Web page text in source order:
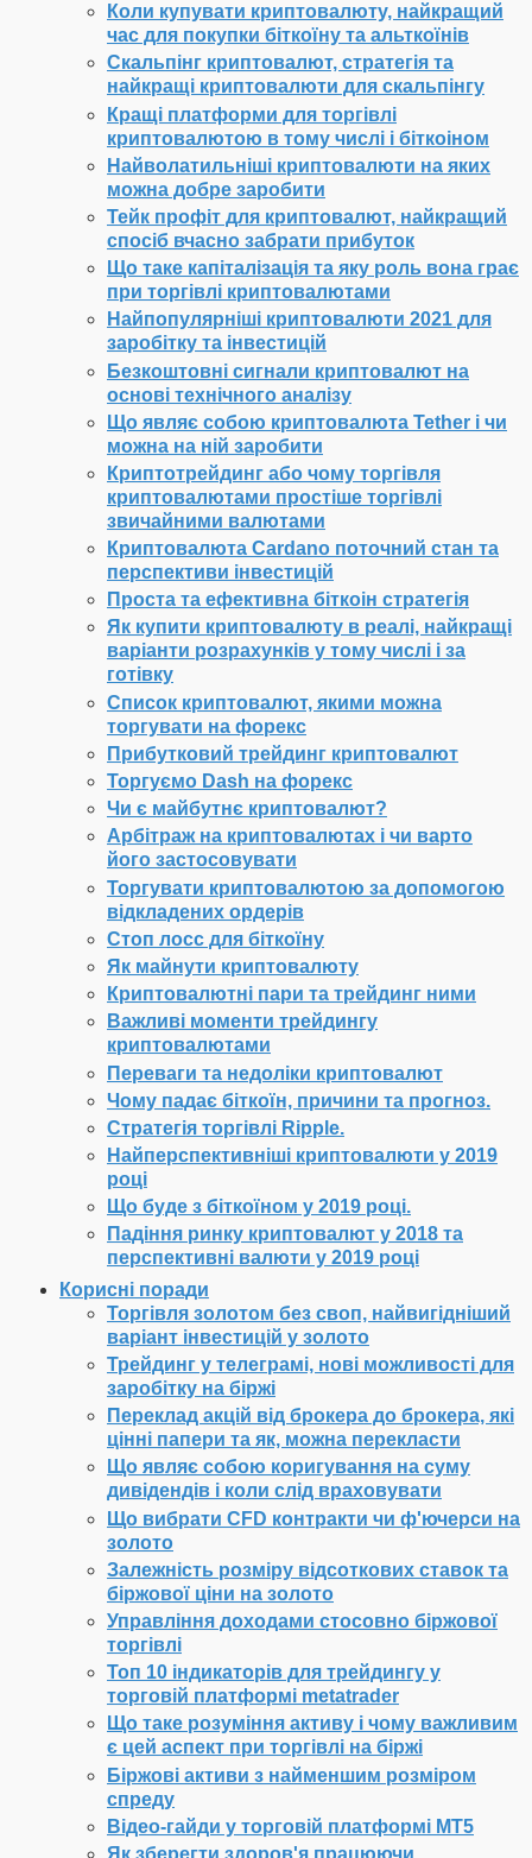
Коли купувати криптовалюту, найкращий
час для покупки біткоїну та альткоїнів
Скальпінг криптовалют, стратегія та
найкращі криптовалюти для скальпінгу
Кращі платформи для торгівлі
криптовалютою в тому числі і біткоіном
Найволатильніші криптовалюти на яких
можна добре заробити
Тейк профіт для криптовалют, найкращий
спосіб вчасно забрати прибуток
Що таке капіталізація та яку роль вона грає
при торгівлі криптовалютами
Найпопулярніші криптовалюти 2021 для
заробітку та інвестицій
Безкоштовні сигнали криптовалют на
основі технічного аналізу
Що являє собою криптовалюта Tether і чи
можна на ній заробити
Криптотрейдинг або чому торгівля
криптовалютами простіше торгівлі
звичайними валютами
Криптовалюта Cardano поточний стан та
перспективи інвестицій
Проста та ефективна біткоін стратегія
Як купити криптовалюту в реалі, найкращі
варіанти розрахунків у тому числі і за
готівку
Список криптовалют, якими можна
торгувати на форекс
Прибутковий трейдинг криптовалют
Торгуємо Dash на форекс
Чи є майбутнє криптовалют?
Арбітраж на криптовалютах і чи варто
його застосовувати
Торгувати криптовалютою за допомогою
відкладених ордерів
Стоп лосс для біткоїну
Як майнути криптовалюту
Криптовалютні пари та трейдинг ними
Важливі моменти трейдингу
криптовалютами
Переваги та недоліки криптовалют
Чому падає біткоїн, причини та прогноз.
Стратегія торгівлі Ripple.
Найперспективніші криптовалюти у 2019
році
Що буде з біткоїном у 2019 році.
Падіння ринку криптовалют у 2018 та
перспективні валюти у 2019 році
Корисні поради
Торгівля золотом без своп, найвигідніший
варіант інвестицій у золото
Трейдинг у телеграмі, нові можливості для
заробітку на біржі
Переклад акцій від брокера до брокера, які
цінні папери та як, можна перекласти
Що являє собою коригування на суму
дивідендів і коли слід враховувати
Що вибрати CFD контракти чи ф'ючерси на
золото
Залежність розміру відсоткових ставок та
біржової ціни на золото
Управління доходами стосовно біржової
торгівлі
Топ 10 індикаторів для трейдингу у
торговій платформі metatrader
Що таке розуміння активу і чому важливим
є цей аспект при торгівлі на біржі
Біржові активи з найменшим розміром
спреду
Відео-гайди у торговій платформі МТ5
Як зберегти здоров'я працюючи